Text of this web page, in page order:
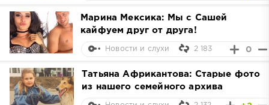
Марина Мексика: Мы с Сашей
кайфуем друг от друга!
0
Новости и слухи 2 183
Татьяна Африкантова: Старые фото
из нашего семейного архива